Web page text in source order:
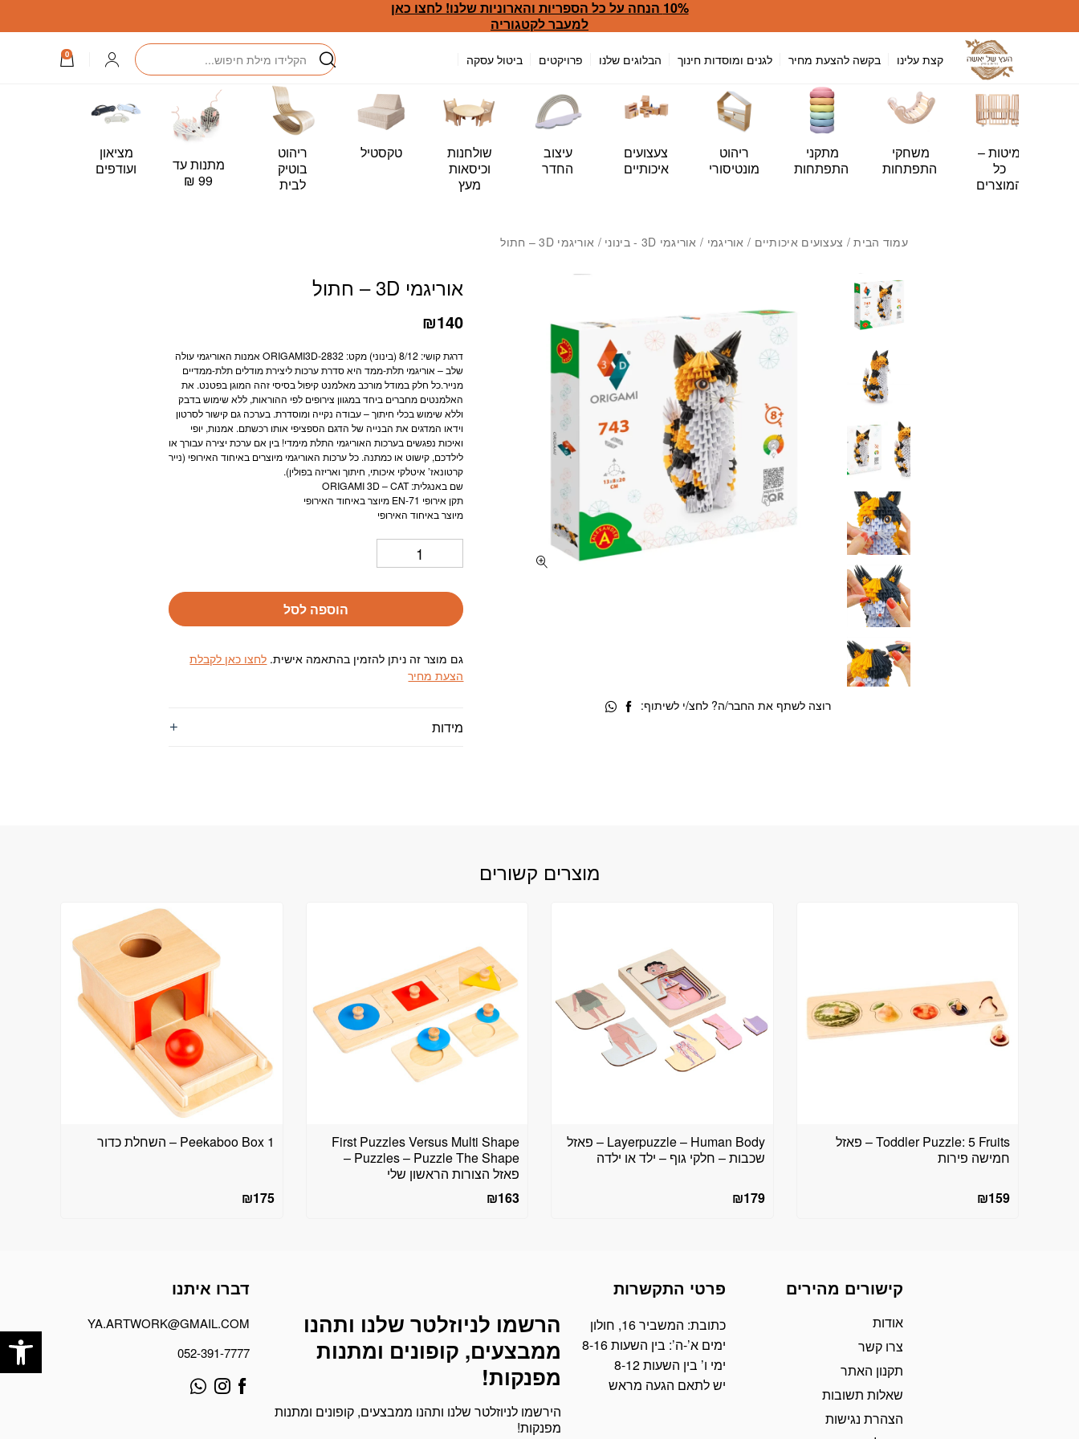
10% הנחה על כל הספריות והארוניות שלנו! לחצו כאן
למעבר לקטגוריה
קצת עלינו בקשה להצעת מחיר לגנים ומוסדות חינוך הבלוגים שלנו פרויקטים ביטול עסקה
חיפוש התחברות
0
מיטות –
כל
המוצרים
משחקי
התפתחות
מתקני
התפתחות
ריהוט
מונטיסורי
צעצועים
איכותיים
עיצוב
החדר
שולחנות
וכיסאות
מעץ
טקסטיל
ריהוט
בוטיק
לבית
מתנות עד
99 ₪
מציאון
ועודפים
עמוד הבית/ צעצועים איכותיים / אוריגמי / אוריגמי 3D - בינוני / אוריגמי 3D – חתול
אוריגמי 3D – חתול
₪140
דרגת קושי: 8/12 (בינוני) מקט: ORIGAMI3D-2832 אמנות האוריגמי עולה
שלב – אוריגמי תלת-ממד היא סדרת ערכות ליצירת מודלים תלת-ממדיים
מנייר.כל חלק במודל מורכב מאלמנט קיפול בסיסי זהה המוגן בפטנט. את
האלמנטים מחברים ביחד במגוון צירופים לפי ההוראות, ללא שימוש בדבק
וללא שימוש בכלי חיתוך – עבודה נקייה ומוסדרת. בערכה גם קישור לסרטון
וידאו המדגים את הבנייה של הדגם הספציפי אותו רכשתם. אמנות, יופי
ואיכות נפגשים בערכות האוריגמי התלת מימדי! בין אם ערכת יצירה עבורך או
לילדכם, קישוט או כמתנה. כל ערכות האוריגמי מיוצרים באיחוד האירופי (נייר
קרטונאז’ איטלקי איכותי, חיתוך ואריזה בפולין).
שם באנגלית: ORIGAMI 3D – CAT
תקן אירופי EN-71 מיוצר באיחוד האירופי
מיוצר באיחוד האירופי
כמות אוריגמי 3D - חתול
הוספה לסל
גם מוצר זה ניתן להזמין בהתאמה אישית. לחצו כאן לקבלת
הצעת מחיר
מידות
רוצה לשתף את החבר/ה? לחצ/י לשיתוף:
מוצרים קשורים
Toddler Puzzle: 5 Fruits – פאזל
חמישה פירות
₪159
Layerpuzzle – Human Body – פאזל
שכבות – חלקי גוף – ילד או ילדה
₪179
First Puzzles Versus Multi Shape
Puzzles – Puzzle The Shape –
פאזל הצורות הראשון שלי
₪163
Peekaboo Box 1 – השחלת כדור
₪175
קישורים מהירים
אודות
צרו קשר
תקנון האתר
שאלות תשובות
הצהרת נגישות
פרטי התקשרות
כתובת: המשביר 16, חולון
ימים א’-ה’: בין השעות 8-16
ימי ו’ בין השעות 8-12
יש לתאם הגעה מראש
דברו איתנו
YA.ARTWORK@GMAIL.COM
052-391-7777
הרשמו לניוזלטר שלנו ותהנו
ממבצעים, קופונים ומתנות
מפנקות!
הירשמו לניוזלטר שלנו ותהנו ממבצעים, קופונים ומתנות
מפנקות!
דוא׳׳ל